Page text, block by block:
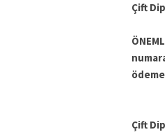
Çift
Çift